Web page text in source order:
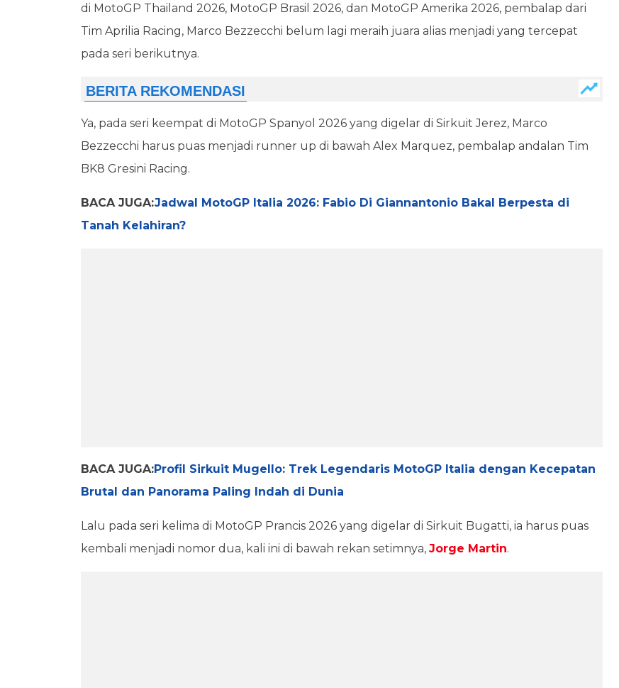
di MotoGP Thailand 2026, MotoGP Brasil 2026, dan MotoGP Amerika 2026, pembalap dari
Tim Aprilia Racing, Marco Bezzecchi belum lagi meraih juara alias menjadi yang tercepat
pada seri berikutnya.
Ya, pada seri keempat di MotoGP Spanyol 2026 yang digelar di Sirkuit Jerez, Marco
Bezzecchi harus puas menjadi runner up di bawah Alex Marquez, pembalap andalan Tim
BK8 Gresini Racing.
BACA JUGA:Jadwal MotoGP Italia 2026: Fabio Di Giannantonio Bakal Berpesta di
Tanah Kelahiran?
BACA JUGA:Profil Sirkuit Mugello: Trek Legendaris MotoGP Italia dengan Kecepatan
Brutal dan Panorama Paling Indah di Dunia
Lalu pada seri kelima di MotoGP Prancis 2026 yang digelar di Sirkuit Bugatti, ia harus puas
kembali menjadi nomor dua, kali ini di bawah rekan setimnya, Jorge Martin.